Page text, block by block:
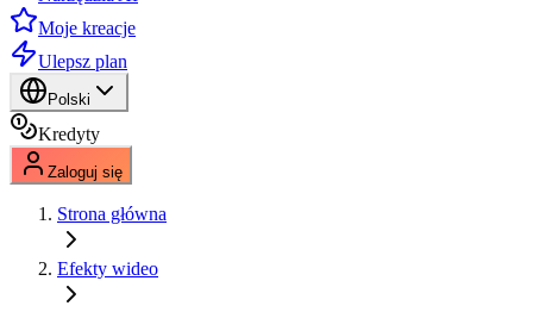
Moje kreacje
Ulepsz plan
Polski
Kredyty
Zaloguj się
Strona główna
Efekty wideo